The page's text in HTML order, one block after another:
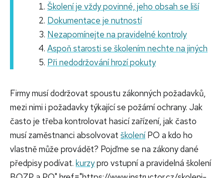
Školení je vždy povinné, jeho obsah se liší
Dokumentace je nutností
Nezapomínejte na pravidelné kontroly
Aspoň starosti se školením nechte na jiných
Při nedodržování hrozí pokuty
Firmy musí dodržovat spoustu zákonných požadavků,
mezi nimi i požadavky týkající se požární ochrany. Jak
často je třeba kontrolovat hasicí zařízení, jak často
musí zaměstnanci absolvovat školeníPO a kdo ho
vlastně může provádět? Pojďme se na zákony dané
předpisy podívat. kurzypro vstupní a pravidelná školení